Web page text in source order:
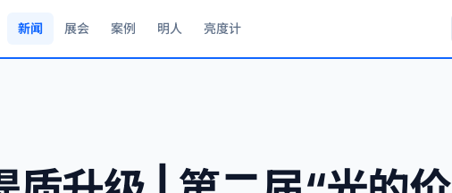
新闻 展会 案例 明人 亮度计